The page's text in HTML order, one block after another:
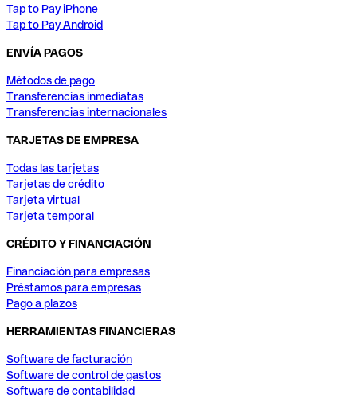
Tap to Pay iPhone
Tap to Pay Android
ENVÍA PAGOS
Métodos de pago
Transferencias inmediatas
Transferencias internacionales
TARJETAS DE EMPRESA
Todas las tarjetas
Tarjetas de crédito
Tarjeta virtual
Tarjeta temporal
CRÉDITO Y FINANCIACIÓN
Financiación para empresas
Préstamos para empresas
Pago a plazos
HERRAMIENTAS FINANCIERAS
Software de facturación
Software de control de gastos
Software de contabilidad